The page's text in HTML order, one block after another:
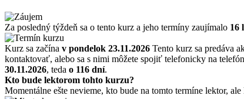
Za posledný týždeň sa o tento kurz a jeho termíny zaujímalo 16
Kurz sa začína v pondelok 23.11.2026 Tento kurz sa predáva
kontaktovať, alebo sa s nimi môžete spojiť telefonicky na
30.11.2026, teda o 116 dní.
Kto bude lektorom tohto kurzu?
Momentálne ešte nevieme, kto bude na tomto termíne lektor,